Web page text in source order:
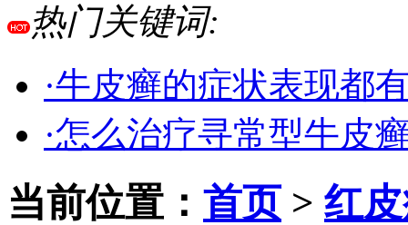
热门关键词:
·牛皮癣的症状表现都
·怎么治疗寻常型牛皮
当前位置： 首页> 红